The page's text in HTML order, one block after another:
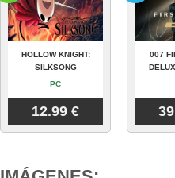
HOLLOW KNIGHT:
SILKSONG
PC
12.99 €
007